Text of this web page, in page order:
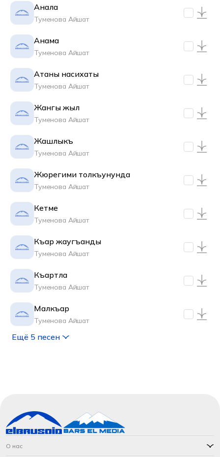
Анала
Туменова Айшат
Анама
Туменова Айшат
Атаны насихаты
Туменова Айшат
Жангы жыл
Туменова Айшат
Жашлыкъ
Туменова Айшат
Жюрегими толкъунунда
Туменова Айшат
Кетме
Туменова Айшат
Къар жаугъанды
Туменова Айшат
Къартла
Туменова Айшат
Малкъар
Туменова Айшат
Ещё 5 песен
О нас